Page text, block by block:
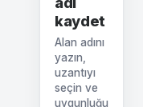
kaydet
Alan adını
yazın,
uzantıyı
seçin ve
uygunluğu